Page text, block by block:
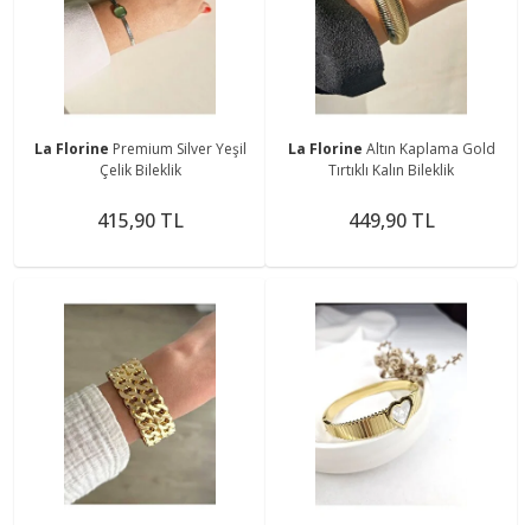
La Florine Premium Silver Yeşil
Çelik Bileklik
415,90 TL
La Florine Altın Kaplama Gold
Tırtıklı Kalın Bileklik
449,90 TL